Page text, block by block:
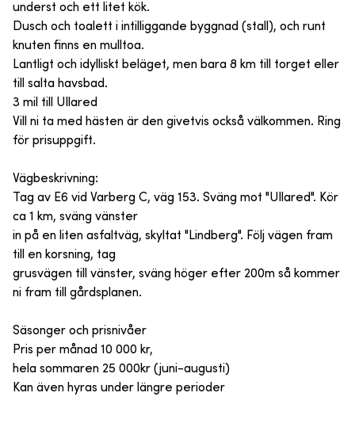
underst och ett litet kök.
Dusch och toalett i intilliggande byggnad (stall), och runt
knuten finns en mulltoa.
Lantligt och idylliskt beläget, men bara 8 km till torget eller
till salta havsbad.
3 mil till Ullared
Vill ni ta med hästen är den givetvis också välkommen. Ring
för prisuppgift.
Vägbeskrivning:
Tag av E6 vid Varberg C, väg 153. Sväng mot "Ullared". Kör
ca 1 km, sväng vänster
in på en liten asfaltväg, skyltat "Lindberg". Följ vägen fram
till en korsning, tag
grusvägen till vänster, sväng höger efter 200m så kommer
ni fram till gårdsplanen.
Säsonger och prisnivåer
Pris per månad 10 000 kr,
hela sommaren 25 000kr (juni-augusti)
Kan även hyras under längre perioder